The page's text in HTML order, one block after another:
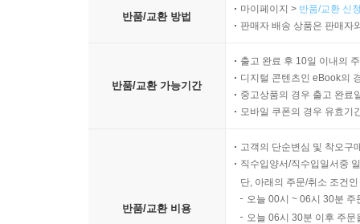
반품/교환 방법
마이페이지 > 반품/교환 신
판매자 배송 상품은 판매자
반품/교환 가능기간
출고 완료 후 10일 이내의
디지털 콘텐츠인 eBook의
중고상품의 경우 출고 완료
모바일 쿠폰의 경우 유효기
반품/교환 비용
고객의 단순변심 및 착오구
직수입양서/직수입일서중
단, 아래의 주문/취소 조건
오늘 00시 ~ 06시 30분
오늘 06시 30분 이후 주